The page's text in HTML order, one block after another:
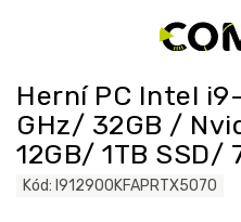
Deliverance II nebo Forza
nebo
Herní PC Intel
GHz/ 32GB /
12GB/ 1TB SSD/
Kód: I912900KFAPRTX5070